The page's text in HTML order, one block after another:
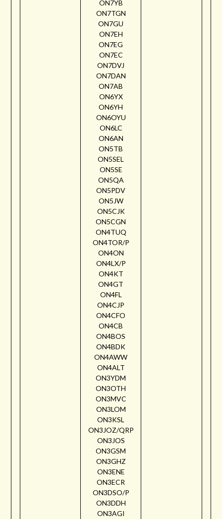
ON7YB
ON7TGN
ON7GU
ON7EH
ON7EG
ON7EC
ON7DVJ
ON7DAN
ON7AB
ON6YX
ON6YH
ON6OYU
ON6LC
ON6AN
ON5TB
ON5SEL
ON5SE
ON5QA
ON5PDV
ON5JW
ON5CJK
ON5CGN
ON4TUQ
ON4TOR/P
ON4ON
ON4LX/P
ON4KT
ON4GT
ON4FL
ON4CJP
ON4CFO
ON4CB
ON4BOS
ON4BDK
ON4AWW
ON4ALT
ON3YDM
ON3OTH
ON3MVC
ON3LOM
ON3KSL
ON3JOZ/QRP
ON3JOS
ON3GSM
ON3GHZ
ON3ENE
ON3ECR
ON3DSO/P
ON3DDH
ON3AGI